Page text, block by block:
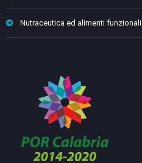
Nutraceutica ed alimenti funzionali